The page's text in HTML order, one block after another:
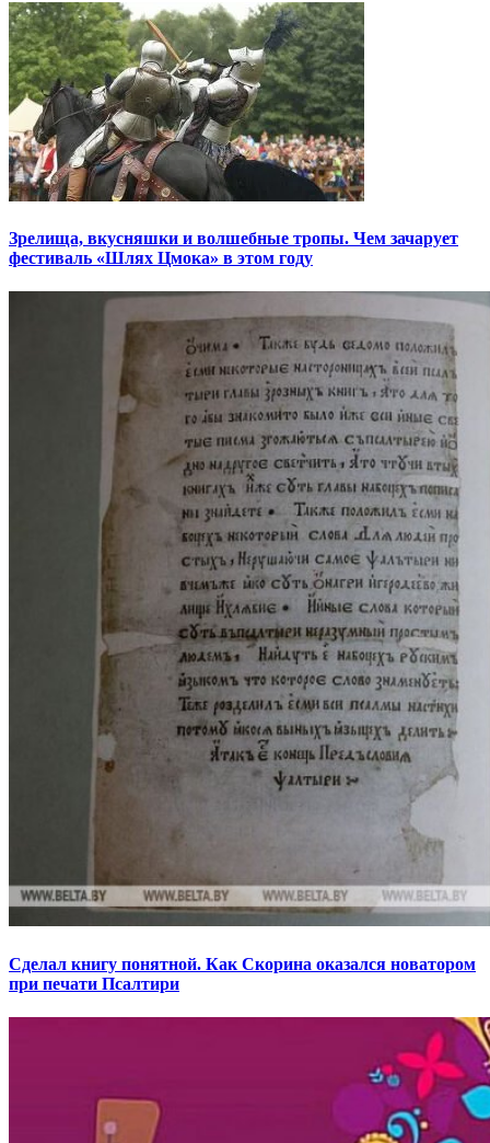
Зрелища, вкусняшки и волшебные тропы. Чем зачарует
фестиваль «Шлях Цмока» в этом году
Сделал книгу понятной. Как Скорина оказался новатором
при печати Псалтири